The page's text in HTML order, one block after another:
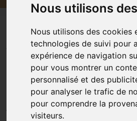
Nous utilisons
Nous utilisons des cookies
technologies de suivi pour
expérience de navigation
pour vous montrer un
personnalisé et des
pour analyser le trafic de
pour comprendre la
visiteurs.
Amoena Amanda
Gorge Prothèse
105B
AMOENA